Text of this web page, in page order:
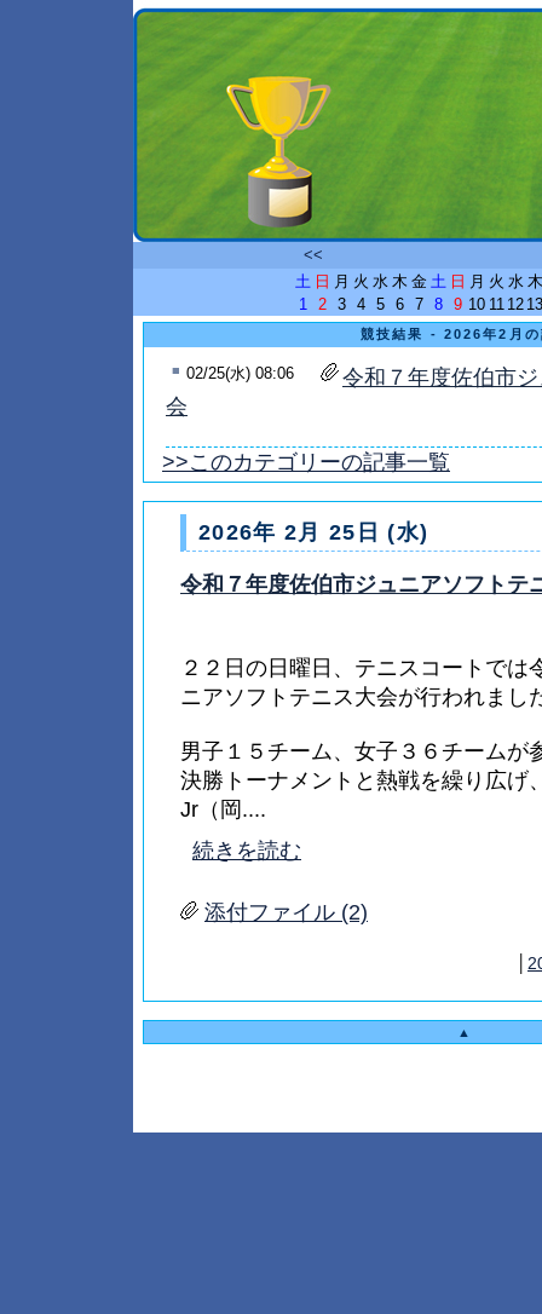
<<
土 日 月 火 水 木 金 土 日 月 火 水 木
1
2 3 4 5 6 7 8 9 10 11 12 13
競技結果 - 2026年2月の
■ 02/25(水) 08:06
令和７年度佐伯市
会
>>このカテゴリーの記事一覧
2026年 2月 25日 (水)
令和７年度佐伯市ジュニアソフトテ
２２日の日曜日、テニスコートでは
ニアソフトテニス大会が行われまし
男子１５チーム、女子３６チームが
決勝トーナメントと熱戦を繰り広げ
Jr（岡....
続きを読む
添付ファイル (2)
▲